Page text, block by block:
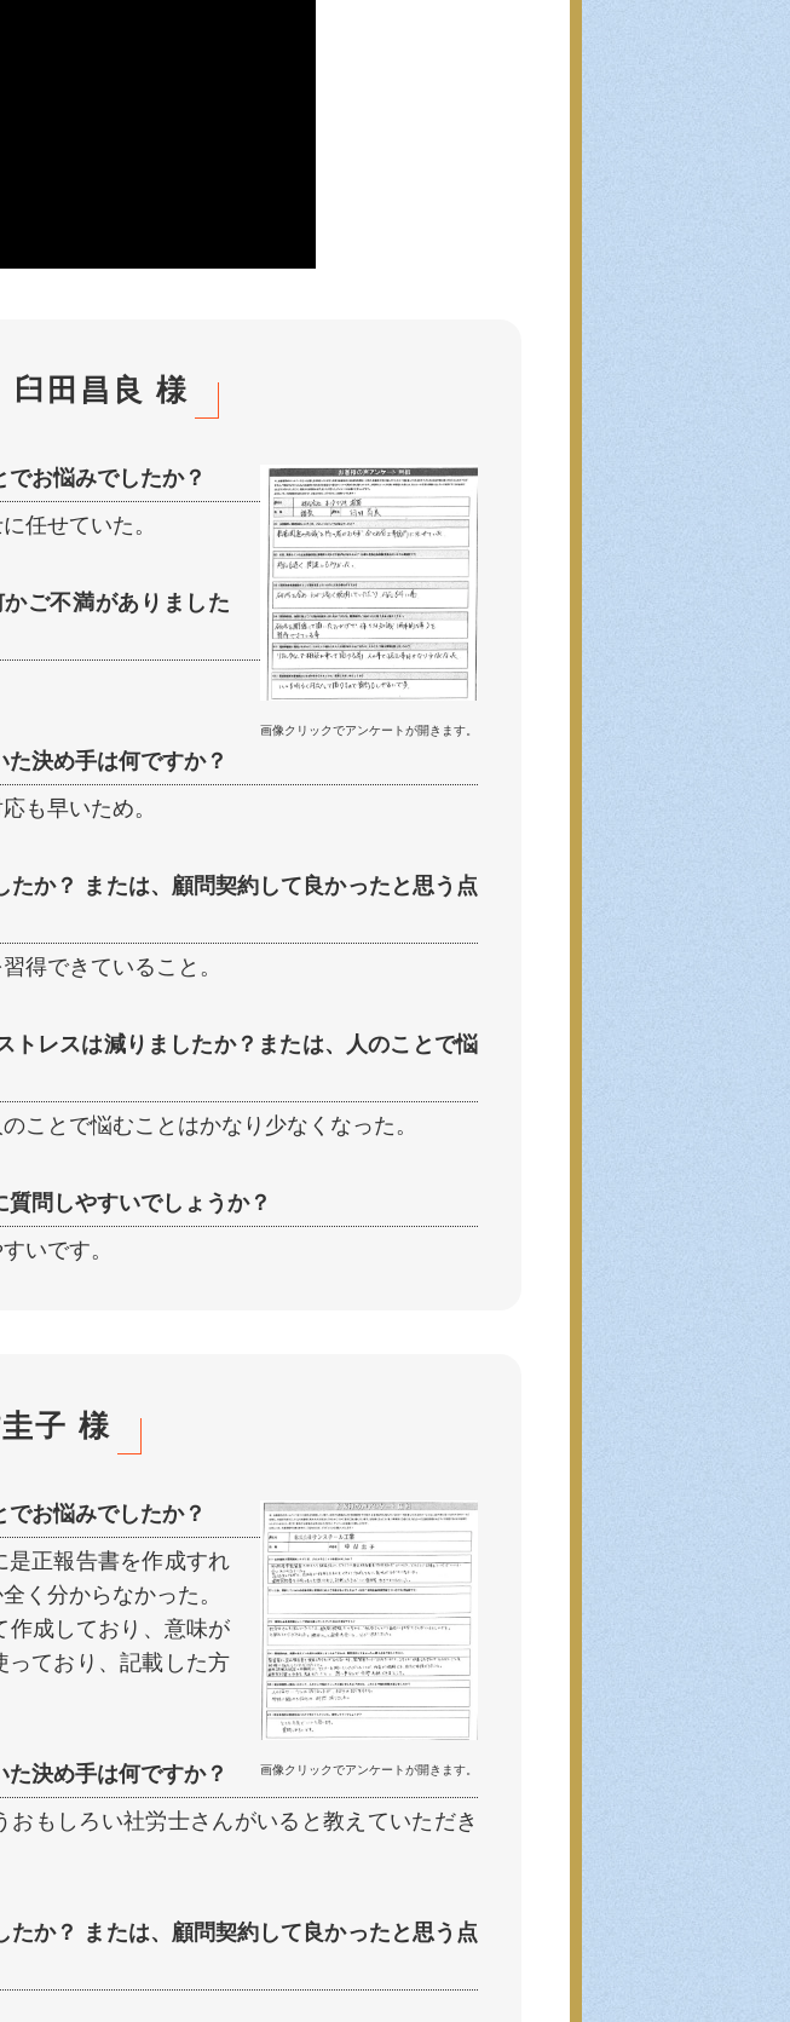
田昌良 様
画像クリックでアンケートが開きます。
お悩みでしたか？
任せていた。
ご不満がありました
決め手は何ですか？
も早いため。
か？ または、顧問契約して良かったと思う点
得できていること。
トレスは減りましたか？または、人のことで悩
ことで悩むことはかなり少なくなった。
問しやすいでしょうか？
いです。
子 様
画像クリックでアンケートが開きます。
お悩みでしたか？
是正報告書を作成すれ
く分からなかった。
作成しており、意味が
っており、記載した方
決め手は何ですか？
もしろい社労士さんがいると教えていただき
か？ または、顧問契約して良かったと思う点